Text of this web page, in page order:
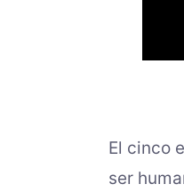
El cinco
ser